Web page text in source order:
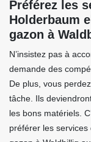
Préférez les
Holderbaum
gazon à
N’insistez pas à
demande des
De plus, vous
tâche. Ils
les bons matériels.
préférer les